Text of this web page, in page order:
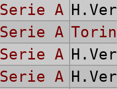
Serie A
Serie A
Serie A
Serie A